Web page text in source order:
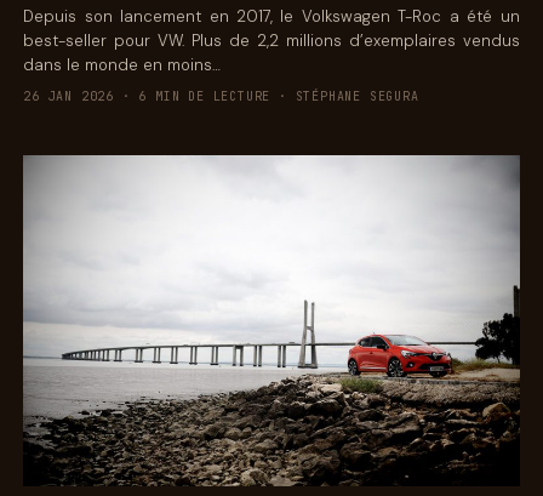
Depuis son lancement en 2017, le Volkswagen T-Roc a été un
best-seller pour VW. Plus de 2,2 millions d’exemplaires vendus
dans le monde en moins…
26 JAN 2026 · 6 MIN DE LECTURE · STÉPHANE SEGURA